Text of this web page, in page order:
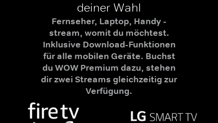
deiner Wahl
Fernseher, Laptop, Handy -
stream, womit du möchtest.
Inklusive Download-Funktionen
für alle mobilen Geräte. Buchst
du WOW Premium dazu, stehen
dir zwei Streams gleichzeitig zur
Verfügung.